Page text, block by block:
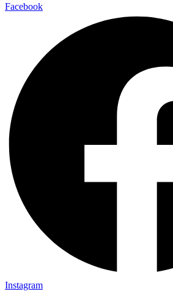
Facebook
Instagram